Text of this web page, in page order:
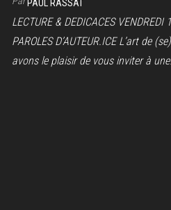
PAUL RASSAT
LECTURE & DEDICACES VENDREDI
PAROLES D’AUTEUR.ICE L’art de
avons le plaisir de vous inviter à